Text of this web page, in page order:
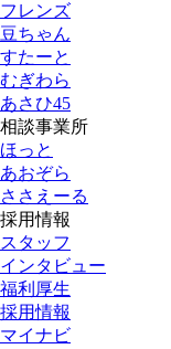
フレンズ
豆ちゃん
すたーと
むぎわら
あさひ45
相談事業所
ほっと
あおぞら
ささえーる
採用情報
スタッフ
インタビュー
福利厚生
採用情報
マイナビ